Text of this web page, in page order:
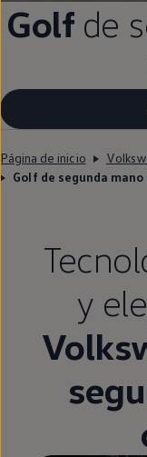
Golf de
Página de inicio
Golf de segunda
y